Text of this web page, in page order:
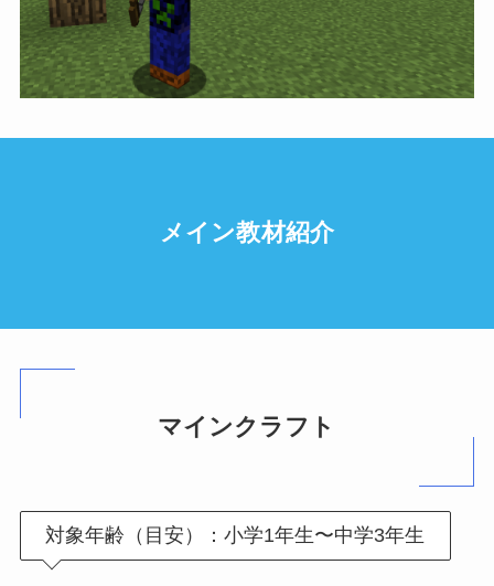
メイン教材紹介
マインクラフト
対象年齢（目安）：小学1年生〜中学3年生